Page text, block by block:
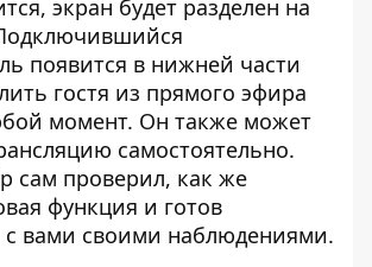
экран будет разделен на
появится в нижней части
гостя из прямого эфира
момент. Он также может
самостоятельно.
сам проверил, как же
функция и готов
с вами своими наблюдениями.